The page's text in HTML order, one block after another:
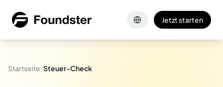
Jetzt starten
Startseite/Steuer-Check